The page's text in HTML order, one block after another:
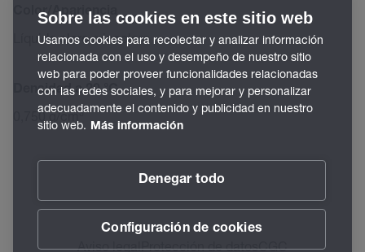
Color/Apariencia
Líquido claro e incoloro
Densidad a 20 °C
0,750 g/cm³
Aviso legalProtección de datosCGC
Sobre las cookies en este sitio web
Usamos cookies para recolectar y analizar información
relacionada con el uso y desempeño de nuestro sitio
web para poder proveer funcionalidades relacionadas
con las redes sociales, y para mejorar y personalizar
adecuadamente el contenido y publicidad en nuestro
sitio web. Más información
Denegar todo
Configuración de cookies